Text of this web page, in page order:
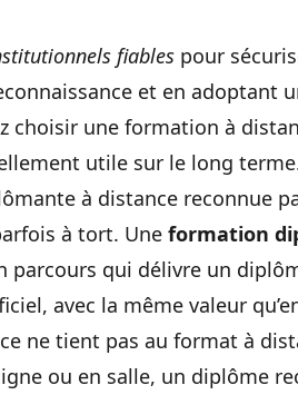
fiables pour
et en adoptant
choisir une formation à
utile sur le long
à distance reconnue
à tort. Une formation
parcours qui délivre un
avec la même valeur
ne tient pas au format à
ou en salle, un diplôme